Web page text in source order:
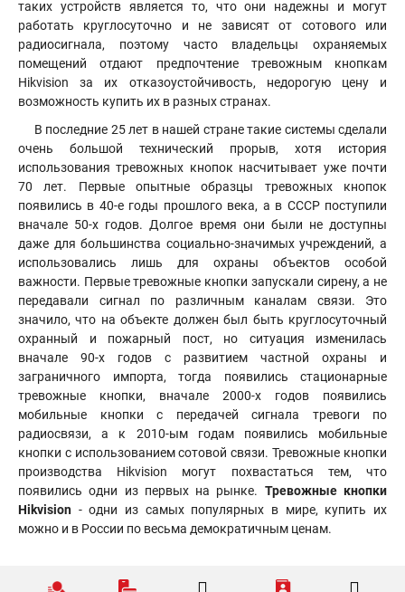
таких устройств является то, что они надежны и могут
работать круглосуточно и не зависят от сотового или
радиосигнала, поэтому часто владельцы охраняемых
помещений отдают предпочтение тревожным кнопкам
Hikvision за их отказоустойчивость, недорогую цену и
возможность купить их в разных странах.
В последние 25 лет в нашей стране такие системы сделали
очень большой технический прорыв, хотя история
использования тревожных кнопок насчитывает уже почти
70 лет. Первые опытные образцы тревожных кнопок
появились в 40-е годы прошлого века, а в СССР поступили
вначале 50-х годов. Долгое время они были не доступны
даже для большинства социально-значимых учреждений, а
использовались лишь для охраны объектов особой
важности. Первые тревожные кнопки запускали сирену, а не
передавали сигнал по различным каналам связи. Это
значило, что на объекте должен был быть круглосуточный
охранный и пожарный пост, но ситуация изменилась
вначале 90-х годов с развитием частной охраны и
заграничного импорта, тогда появились стационарные
тревожные кнопки, вначале 2000-х годов появились
мобильные кнопки с передачей сигнала тревоги по
радиосвязи, а к 2010-ым годам появились мобильные
кнопки с использованием сотовой связи. Тревожные кнопки
производства Hikvision могут похвастаться тем, что
появились одни из первых на рынке. Тревожные кнопки
Hikvision - одни из самых популярных в мире, купить их
можно и в России по весьма демократичным ценам.